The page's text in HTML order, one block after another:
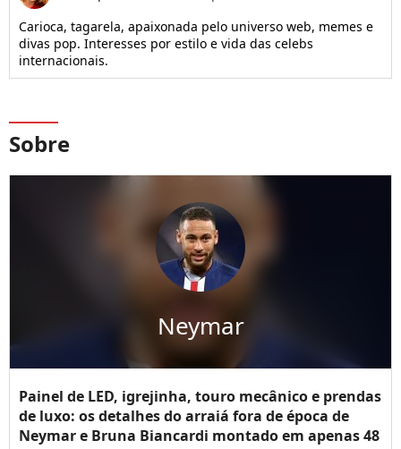
Carioca, tagarela, apaixonada pelo universo web, memes e
divas pop. Interesses por estilo e vida das celebs
internacionais.
Sobre
Neymar
Painel de LED, igrejinha, touro mecânico e prendas
de luxo: os detalhes do arraiá fora de época de
Neymar e Bruna Biancardi montado em apenas 48